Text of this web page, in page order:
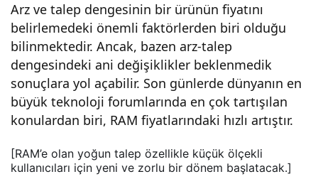
Arz ve talep dengesinin bir ürünün fiyatını
belirlemedeki önemli faktörlerden biri olduğu
bilinmektedir. Ancak, bazen arz-talep
dengesindeki ani değişiklikler beklenmedik
sonuçlara yol açabilir. Son günlerde dünyanın en
büyük teknoloji forumlarında en çok tartışılan
konulardan biri, RAM fiyatlarındaki hızlı artıştır.
[RAM’e olan yoğun talep özellikle küçük ölçekli
kullanıcıları için yeni ve zorlu bir dönem başlatacak.]
or:
‘Ola
ğan
şüp